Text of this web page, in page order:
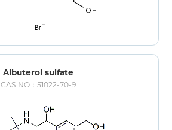
Albuterol sulfate
CAS NO：51022-70-9